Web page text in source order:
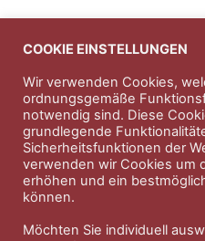
Entdecken Sie die
Jahn & Partner
Versicherungen und
Professioneller
COOKIE EINSTELLUNGEN
Wir verwenden Cookies,
ordnungsgemäße
notwendig sind. Diese
grundlegende
Sicherheitsfunktionen der
verwenden wir Cookies um
erhöhen und ein
können.
Möchten Sie individuell